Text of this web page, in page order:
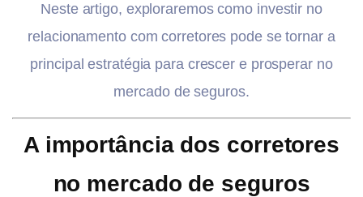
Neste artigo, exploraremos como investir no
relacionamento com corretores pode se tornar a
principal estratégia para crescer e prosperar no
mercado de seguros.
A importância dos corretores
no mercado de seguros